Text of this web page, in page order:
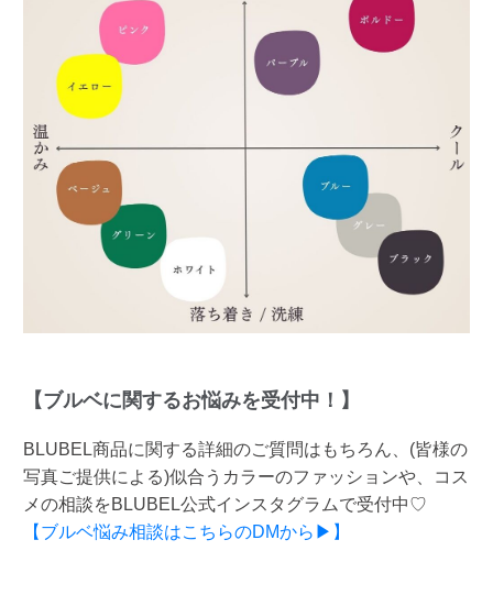
【ブルベに関するお悩みを受付中！】
BLUBEL商品に関する詳細のご質問はもちろん、(皆様の
写真ご提供による)似合うカラーのファッションや、コス
メの相談をBLUBEL公式インスタグラムで受付中♡
【ブルベ悩み相談はこちらのDMから▶】